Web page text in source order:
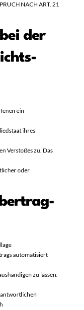
NACH ART. 21
der
ein
ihres
Verstoßes zu. Das
oder
automatisiert
zu lassen.